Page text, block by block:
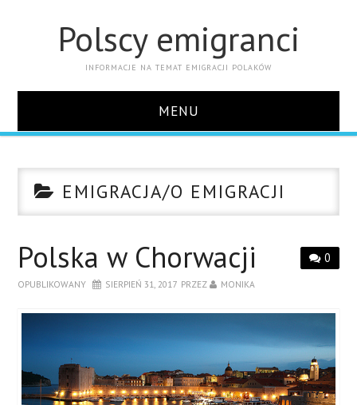
Polscy emigranci
INFORMACJE NA TEMAT EMIGRACJI POLAKÓW
MENU
KONTAKTEMIGRACJA/O EMIGRACJI
0
Polska w Chorwacji
OPUBLIKOWANY SIERPIEŃ 31, 2017 PRZEZ MONIKA